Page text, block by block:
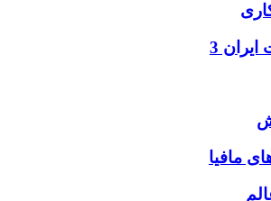
3
مافیا